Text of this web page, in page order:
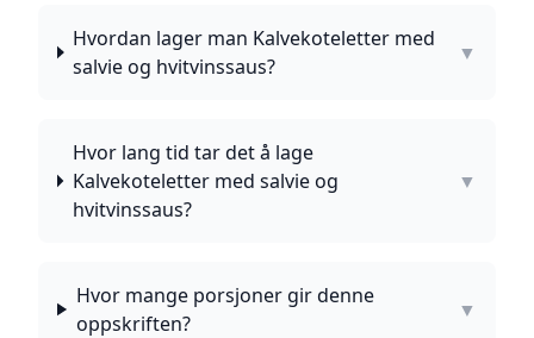
Hvordan lager man Kalvekoteletter med
salvie og hvitvinssaus?
▼
Hvor lang tid tar det å lage
Kalvekoteletter med salvie og
hvitvinssaus?
▼
Hvor mange porsjoner gir denne
oppskriften?
▼